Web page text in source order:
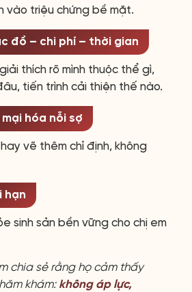
vào triệu chứng bề mặt.
đồ – chi phí – thời gian
thích rõ mình thuộc thể gì,
tiến trình cải thiện thế nào.
hóa nỗi sợ
vẽ thêm chỉ định, không
hạn
sinh sản bền vững cho chị em
chia sẻ rằng họ cảm thấy
khám: không áp lực,